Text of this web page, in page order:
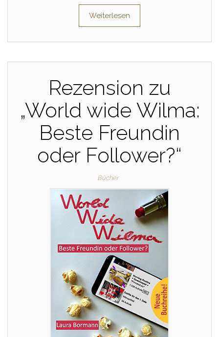
Weiterlesen
Rezension zu
„World wide Wilma:
Beste Freundin
oder Follower?“
Bücher